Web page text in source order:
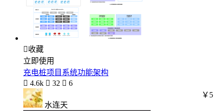
收藏
立即使用
充电桩项目系统功能架构
 4.6k  32  6
水连天
￥5